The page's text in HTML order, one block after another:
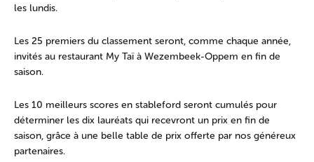
les lundis.
Les 25 premiers du classement seront, comme chaque année,
invités au restaurant My Taï à Wezembeek-Oppem en fin de
saison.
Les 10 meilleurs scores en stableford seront cumulés pour
déterminer les dix lauréats qui recevront un prix en fin de
saison, grâce à une belle table de prix offerte par nos généreux
partenaires.